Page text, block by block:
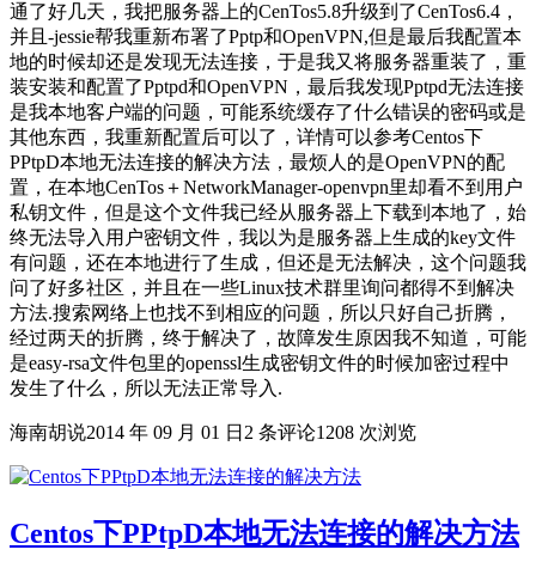
通了好几天，我把服务器上的CenTos5.8升级到了CenTos6.4，
并且-jessie帮我重新布署了Pptp和OpenVPN,但是最后我配置本
地的时候却还是发现无法连接，于是我又将服务器重装了，重
装安装和配置了Pptpd和OpenVPN，最后我发现Pptpd无法连接
是我本地客户端的问题，可能系统缓存了什么错误的密码或是
其他东西，我重新配置后可以了，详情可以参考Centos下
PPtpD本地无法连接的解决方法，最烦人的是OpenVPN的配
置，在本地CenTos＋NetworkManager-openvpn里却看不到用户
私钥文件，但是这个文件我已经从服务器上下载到本地了，始
终无法导入用户密钥文件，我以为是服务器上生成的key文件
有问题，还在本地进行了生成，但还是无法解决，这个问题我
问了好多社区，并且在一些Linux技术群里询问都得不到解决
方法.搜索网络上也找不到相应的问题，所以只好自己折腾，
经过两天的折腾，终于解决了，故障发生原因我不知道，可能
是easy-rsa文件包里的openssl生成密钥文件的时候加密过程中
发生了什么，所以无法正常导入.
海南胡说2014 年 09 月 01 日 2 条评论1208 次浏览
Centos下PPtpD本地无法连接的解决方法